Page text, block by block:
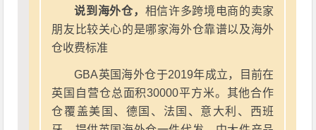
说到海外仓， 相信许多跨境电商的卖家
朋友比较关心的是哪家海外仓靠谱以及海外
仓收费标准
GBA英国海外仓于2019年成立，目前在
英国自营仓总面积30000平方米。其他合作
仓覆盖美国、德国、法国、意大利、西班